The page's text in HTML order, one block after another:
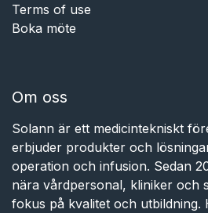
Terms of use
Boka möte
Om oss
Solann är ett medicintekniskt
erbjuder produkter och
operation och infusion. Sedan
nära vårdpersonal, kliniker och
fokus på kvalitet och